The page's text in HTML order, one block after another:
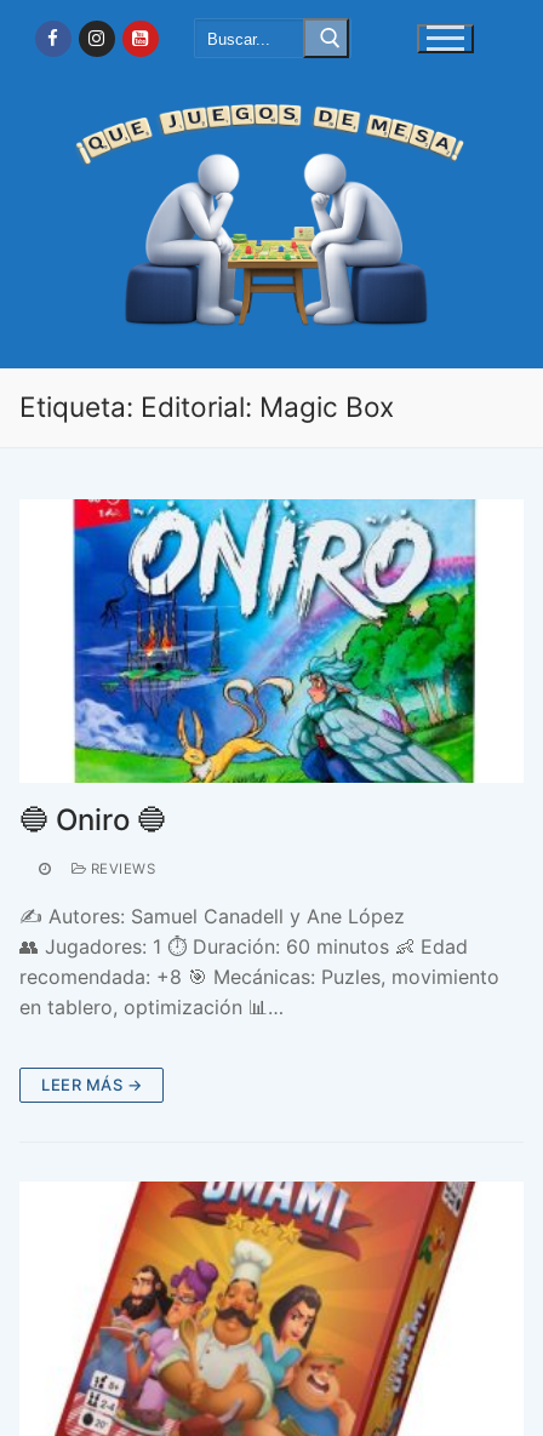
Buscar:
Etiqueta: Editorial: Magic Box
🔵 Oniro 🔵
REVIEWS
✍️ Autores: Samuel Canadell y Ane López
👥 Jugadores: 1 ⏱️ Duración: 60 minutos 👶 Edad
recomendada: +8 🎯 Mecánicas: Puzles, movimiento
en tablero, optimización 📊…
LEER MÁS →